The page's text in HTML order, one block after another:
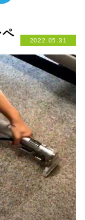
2022.05.31